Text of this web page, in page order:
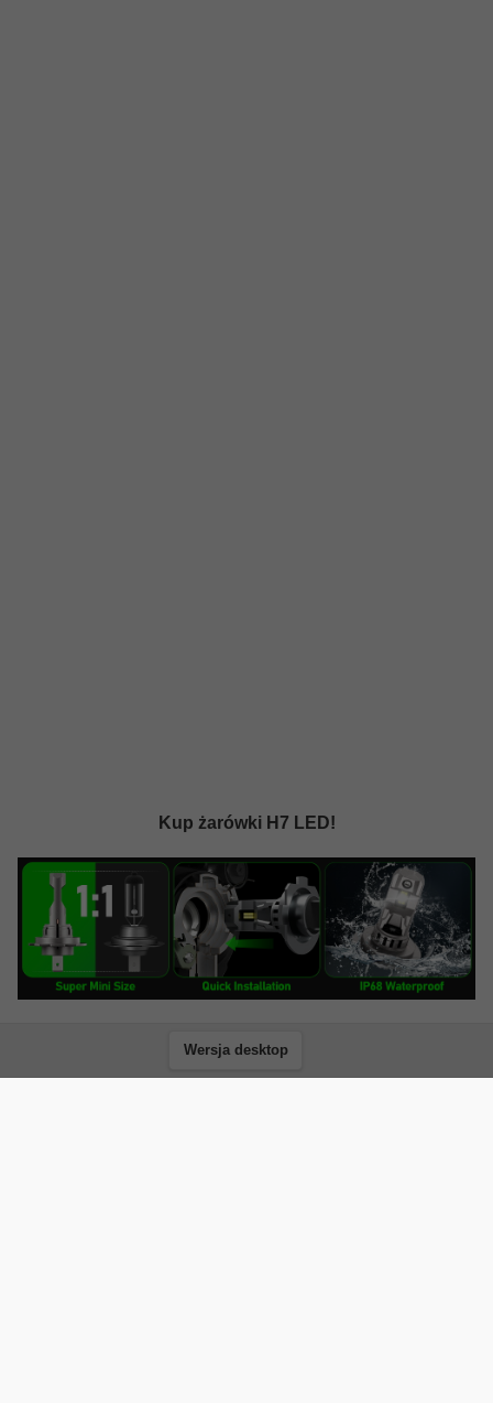
Kup żarówki H7 LED!
Wersja desktop